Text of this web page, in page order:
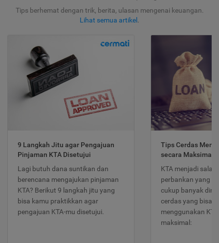
Tips berhemat dengan trik, berita, ulasan mengenai keuangan.
Lihat semua artikel .
9 Langkah Jitu agar Pengajuan
Pinjaman KTA Disetujui
Lagi butuh dana suntikan dan
berencana mengajukan pinjaman
KTA? Berikut 9 langkah jitu yang
bisa kamu praktikkan agar
pengajuan KTA-mu disetujui.
Tips Cerdas
secara Maksimal
KTA menjadi
perbankan yang
cukup banyak
cerdas yang bisa
menggunakan
maksimal: